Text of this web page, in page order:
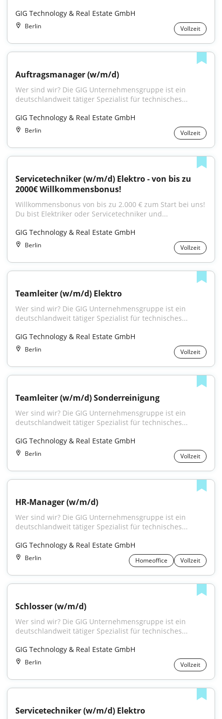
GIG Technology & Real Estate GmbH
Berlin Vollzeit
Auftragsmanager (w/m/d)
Wer sind wir? Die GIG Unternehmensgruppe ist ein
deutschlandweit tätiger Spezialist für technisches...
GIG Technology & Real Estate GmbH
Berlin Vollzeit
Servicetechniker (w/m/d) Elektro - von bis zu
2000€ Willkommensbonus!
Willkommensbonus von bis zu 2.000 € zum Start bei uns!
Du bist Elektriker oder Servicetechniker und...
GIG Technology & Real Estate GmbH
Berlin Vollzeit
Teamleiter (w/m/d) Elektro
Wer sind wir? Die GIG Unternehmensgruppe ist ein
deutschlandweit tätiger Spezialist für technisches...
GIG Technology & Real Estate GmbH
Berlin Vollzeit
Teamleiter (w/m/d) Sonderreinigung
Wer sind wir? Die GIG Unternehmensgruppe ist ein
deutschlandweit tätiger Spezialist für technisches...
GIG Technology & Real Estate GmbH
Berlin Vollzeit
HR-Manager (w/m/d)
Wer sind wir? Die GIG Unternehmensgruppe ist ein
deutschlandweit tätiger Spezialist für technisches...
GIG Technology & Real Estate GmbH
Berlin Homeoffice Vollzeit
Schlosser (w/m/d)
Wer sind wir? Die GIG Unternehmensgruppe ist ein
deutschlandweit tätiger Spezialist für technisches...
GIG Technology & Real Estate GmbH
Berlin Vollzeit
Servicetechniker (w/m/d) Elektro